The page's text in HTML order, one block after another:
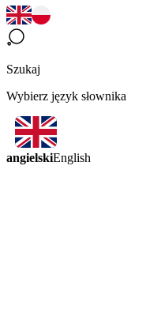
Szukaj
Wybierz język słownika
angielskiEnglish